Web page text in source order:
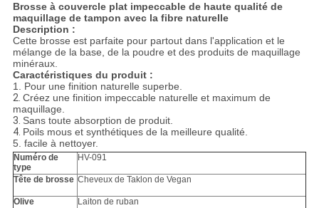
Brosse à couvercle plat impeccable de haute qualité de
maquillage de tampon avec la fibre naturelle
Description :
Cette brosse est parfaite pour partout dans l'application et le
mélange de la base, de la poudre et des produits de maquillage
minéraux.
Caractéristiques du produit :
1. Pour une finition naturelle superbe.
2. Créez une finition impeccable naturelle et maximum de
maquillage.
3. Sans toute absorption de produit.
4. Poils mous et synthétiques de la meilleure qualité.
5. facile à nettoyer.
Numéro de
type
HV-091
Tête de brosse Cheveux de Taklon de Vegan
Olive Laiton de ruban